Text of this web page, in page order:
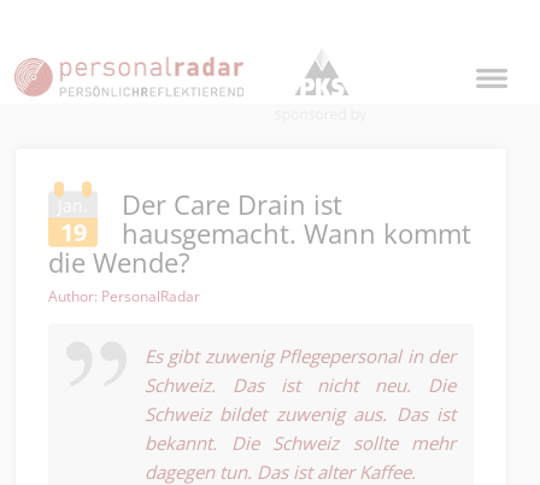
Jan.
19
Der Care Drain ist
hausgemacht. Wann kommt
die Wende?
Author: PersonalRadar
Es gibt zuwenig Pflegepersonal in der
Schweiz. Das ist nicht neu. Die
Schweiz bildet zuwenig aus. Das ist
bekannt. Die Schweiz sollte mehr
dagegen tun. Das ist alter Kaffee.